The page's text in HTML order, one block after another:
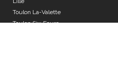
Toulon La-Valette
Toulon Six-Fours